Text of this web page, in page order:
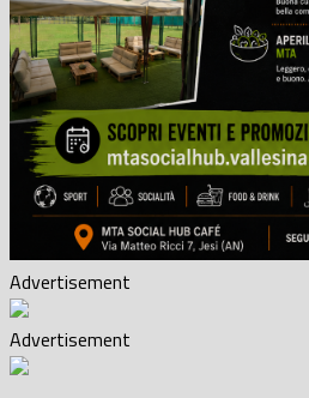
Advertisement
Advertisement